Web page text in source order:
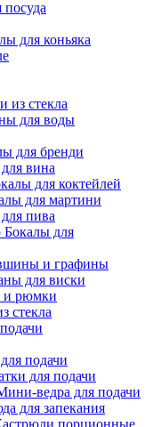
посуда
для коньяка
из стекла
для воды
для бренди
вина
для коктейлей
для мартини
пива
Бокалы для
и графины
для виски
и рюмки
стекла
подачи
для подачи
ведра для подачи
для запекания
порционные